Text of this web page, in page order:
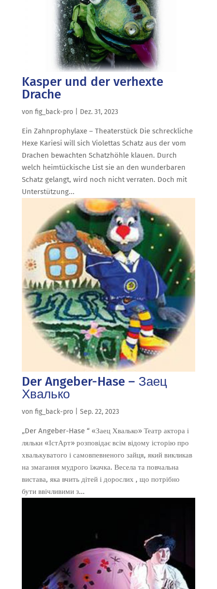
Kasper und der verhexte
Drache
von fig_back-pro| Dez. 31, 2023
Ein Zahnprophylaxe – Theaterstück Die schreckliche
Hexe Kariesi will sich Violettas Schatz aus der vom
Drachen bewachten Schatzhöhle klauen. Durch
welch heimtückische List sie an den wunderbaren
Schatz gelangt, wird noch nicht verraten. Doch mit
Unterstützung...
Der Angeber-Hase – Заец
Хвалько
von fig_back-pro| Sep. 22, 2023
„Der Angeber-Hase “ «Заец Хвалько» Театр актора і
ляльки «ІстАрт» розповідає всім відому історію про
хвалькуватого і самовпевненого зайця, який викликав
на змагання мудрого їжачка. Весела та повчальна
вистава, яка вчить дітей і дорослих , що потрібно
бути ввічливими з...